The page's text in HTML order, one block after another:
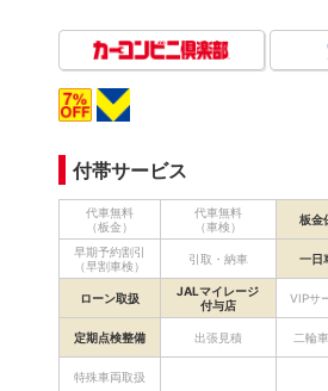
付帯サービス
代車無料
（板金）
代車無料
（車検）
板金
早期予約割引
（早割車検）
引取・納車 一日
ローン取扱
JALマイレージ
付与店
VIPサ
定期点検整備 出張見積 二輪
特殊車両取扱